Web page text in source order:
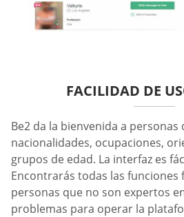
FACILIDAD DE
Be2 da la bienvenida a personas
nacionalidades, ocupaciones,
grupos de edad. La interfaz es
Encontrarás todas las funciones
personas que no son expertos
problemas para operar la